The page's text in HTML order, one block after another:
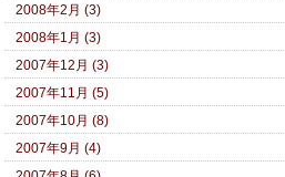
2008年2月 (3)
2008年1月 (3)
2007年12月 (3)
2007年11月 (5)
2007年10月 (8)
2007年9月 (4)